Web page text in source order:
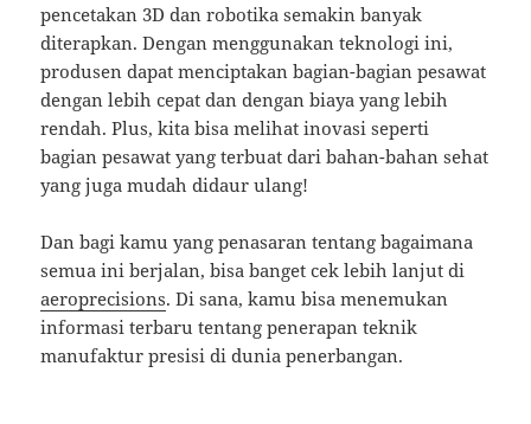
pencetakan 3D dan robotika semakin banyak
diterapkan. Dengan menggunakan teknologi ini,
produsen dapat menciptakan bagian-bagian pesawat
dengan lebih cepat dan dengan biaya yang lebih
rendah. Plus, kita bisa melihat inovasi seperti
bagian pesawat yang terbuat dari bahan-bahan sehat
yang juga mudah didaur ulang!
Dan bagi kamu yang penasaran tentang bagaimana
semua ini berjalan, bisa banget cek lebih lanjut di
aeroprecisions. Di sana, kamu bisa menemukan
informasi terbaru tentang penerapan teknik
manufaktur presisi di dunia penerbangan.